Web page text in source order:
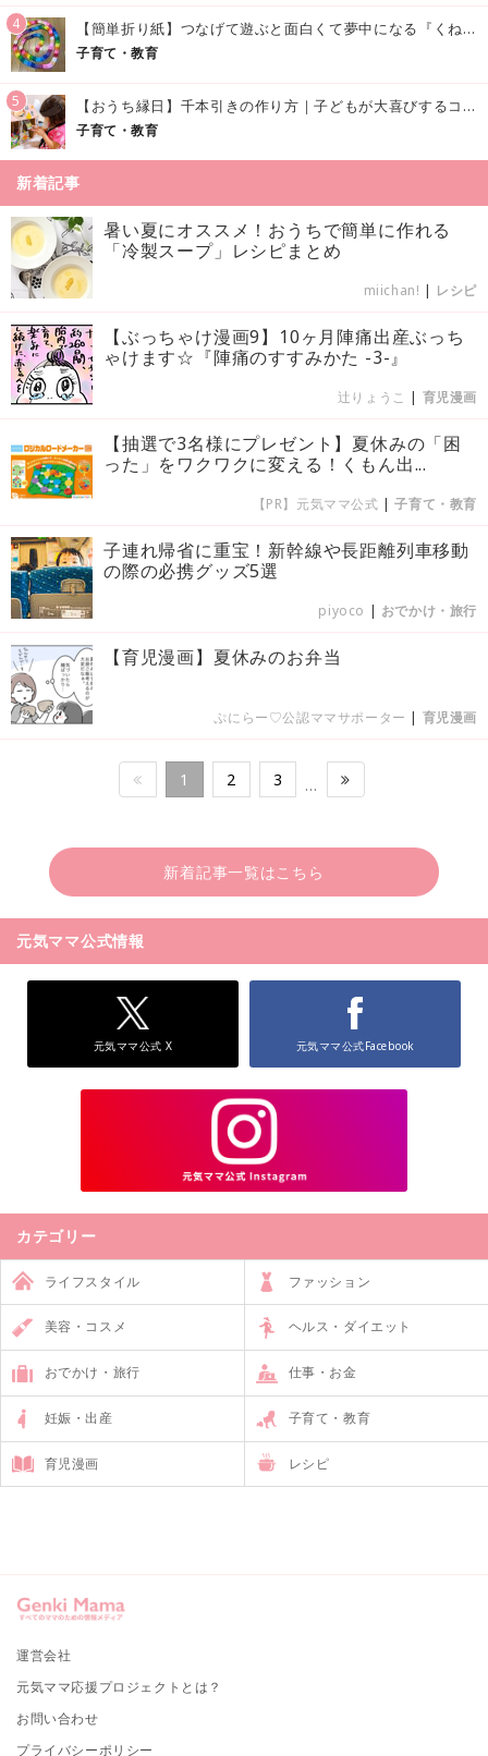
4 【簡単折り紙】つなげて遊ぶと面白くて夢中になる『くねくねへびさんの作り方』
子育て・教育
5 【おうち縁日】千本引きの作り方｜子どもが大喜びするコツやアイデア♪
子育て・教育
新着記事
暑い夏にオススメ！おうちで簡単に作れる
「冷製スープ」レシピまとめ
miichan! | レシピ
【ぶっちゃけ漫画9】10ヶ月陣痛出産ぶっち
ゃけます☆『陣痛のすすみかた -3-』
辻りょうこ | 育児漫画
【抽選で3名様にプレゼント】夏休みの「困
った」をワクワクに変える！くもん出...
【PR】元気ママ公式 |子育て・教育
子連れ帰省に重宝！新幹線や長距離列車移動
の際の必携グッズ5選
piyoco | おでかけ・旅行
【育児漫画】夏休みのお弁当
ぷにらー♡公認ママサポーター | 育児漫画
1 2 3 …
新着記事一覧はこちら
元気ママ公式情報
元気ママ公式 X 元気ママ公式Facebook
カテゴリー
ライフスタイル ファッション
美容・コスメ ヘルス・ダイエット
おでかけ・旅行 仕事・お金
妊娠・出産 子育て・教育
育児漫画 レシピ
運営会社
元気ママ応援プロジェクトとは？
お問い合わせ
プライバシーポリシー